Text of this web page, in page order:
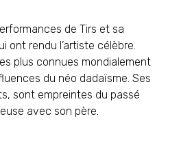
de Tirs et sa
ont rendu l’artiste célèbre.
plus connues mondialement
du néo dadaïsme. Ses
sont empreintes du passé
avec son père.